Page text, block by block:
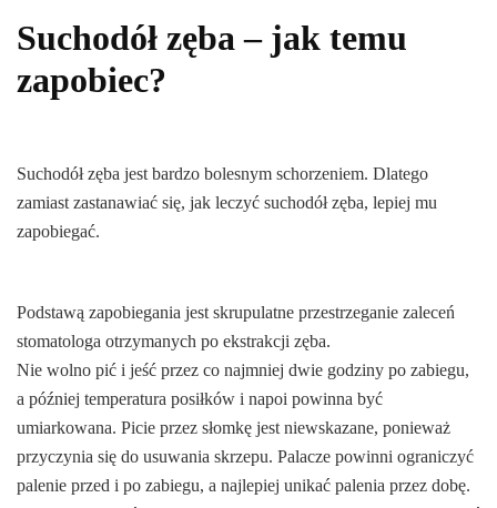
Suchodół zęba – jak temu
zapobiec?
Suchodół zęba jest bardzo bolesnym schorzeniem. Dlatego
zamiast zastanawiać się, jak leczyć suchodół zęba, lepiej mu
zapobiegać.
Podstawą zapobiegania jest skrupulatne przestrzeganie zaleceń
stomatologa otrzymanych po ekstrakcji zęba.
Nie wolno pić i jeść przez co najmniej dwie godziny po zabiegu,
a później temperatura posiłków i napoi powinna być
umiarkowana. Picie przez słomkę jest niewskazane, ponieważ
przyczynia się do usuwania skrzepu. Palacze powinni ograniczyć
palenie przed i po zabiegu, a najlepiej unikać palenia przez dobę.